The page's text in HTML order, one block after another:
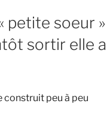
petite soeur »
sortir elle